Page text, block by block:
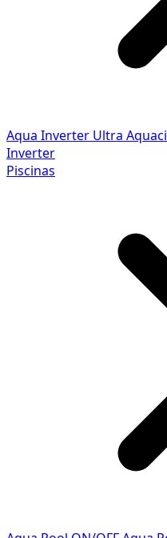
Aqua Inverter Ultra
Inverter
Piscinas